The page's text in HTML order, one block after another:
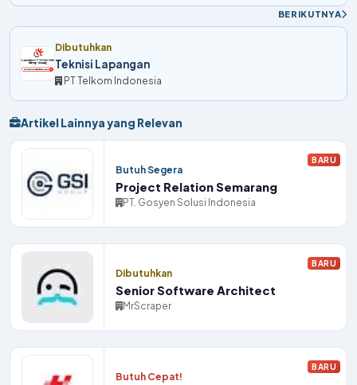
BERIKUTNYA
Dibutuhkan
Teknisi Lapangan
PT Telkom Indonesia
Artikel Lainnya yang Relevan
Butuh Segera
Project Relation Semarang
PT. Gosyen Solusi Indonesia
BARU
Dibutuhkan
Senior Software Architect
MrScraper
BARU
Butuh Cepat!
BARU